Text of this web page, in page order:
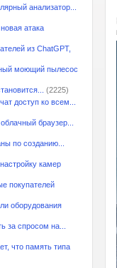
анализатор...
атака
из ChatGPT,
моющий пылесос
(2225)
доступ ко всем...
браузер...
по созданию...
камер
покупателей
оборудования
за спросом на...
что память типа